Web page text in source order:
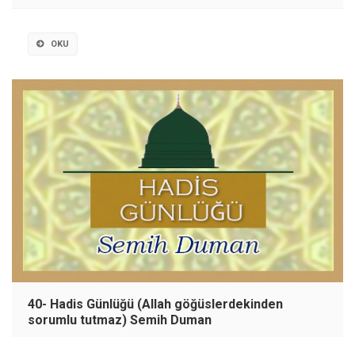
OKU
40- Hadis Günlüğü (Allah göğüslerdekinden
sorumlu tutmaz) Semih Duman